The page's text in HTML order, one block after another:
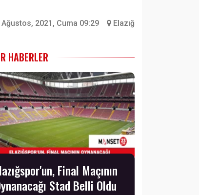
Ağustos, 2021, Cuma 09:29 Elazığ
HABERLER
Final Maçının
Stad Belli Oldu